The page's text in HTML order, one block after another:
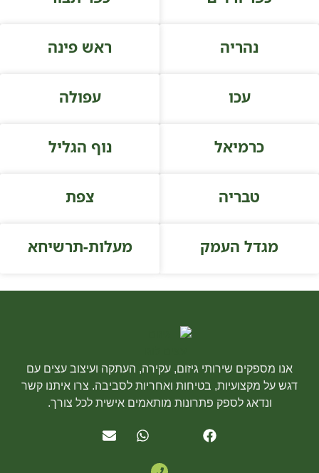
נהריה ראש פינה
עכו עפולה
כרמיאל נוף הגליל
טבריה צפת
מגדל העמק מעלות-תרשיחא
אנו מספקים שירותי גיזום, עקירה, העתקה ועיצוב עצים עם
דגש על מקצועיות, בטיחות ואחריות לסביבה. צרו איתנו קשר
ונדאג לספק פתרונות מותאמים אישית לכל צורך.